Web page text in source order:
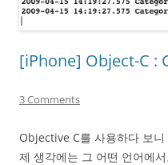
[iPhone] Object-C :
3 Comments
Objective C를 사용하다 보
제 생각에는 그 어떤 언어에